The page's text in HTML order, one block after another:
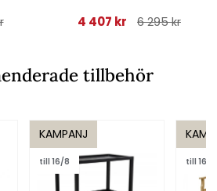
4 407 kr 6 295 kr
tillbehör
KAMPANJ
till 16/8 till 16/8